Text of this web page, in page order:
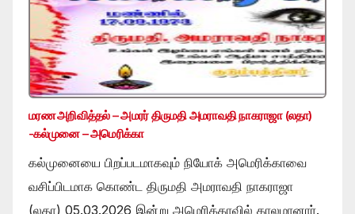
மரண அறிவித்தல் – அமரர் திருமதி அமராவதி நாகராஜா (லதா)
-கல்முனை – அமெரிக்கா
கல்முனையை பிறப்படமாகவும் நியோக் அமெரிக்காவை
வசிப்பிடமாக கொண்ட திருமதி அமராவதி நாகராஜா
(லதா) 05.03.2026 இன்று அமெரிக்காவில் காலமானார்.